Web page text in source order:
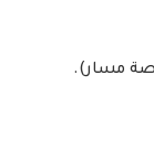
مسار).